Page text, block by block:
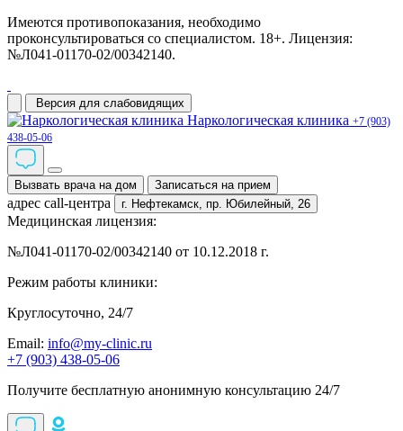
Имеются противопоказания, необходимо
проконсультироваться со специалистом. 18+. Лицензия:
№Л041-01170-02/00342140.
Версия для слабовидящих
Наркологическая клиника +7 (903)
438-05-06
Вызвать врача на дом Записаться на прием
адрес call-центра г. Нефтекамск, пр. Юбилейный, 26
Медицинская лицензия:
№Л041-01170-02/00342140 от 10.12.2018 г.
Режим работы клиники:
Круглосуточно, 24/7
Email: info@my-clinic.ru
+7 (903) 438-05-06
Получите бесплатную анонимную консультацию 24/7